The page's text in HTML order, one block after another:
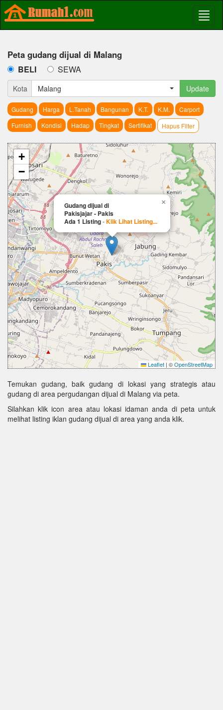
Peta gudang dijual di Malang
BELI SEWA
Kota Malang Update
Gudang Harga L.Tanah Bangunan K.T. K.M.
Carport
Furnish
Kondisi Hadap Tingkat Sertifikat Hapus Filter
Gudang dijual di
Pakisjajar - Pakis
Ada 1 Listing-Klik Lihat Listing...
×
+
−
Leaflet | ©OpenStreetMap
Temukan gudang, baik gudang di lokasi yang strategis atau
gudang di area pergudangan dijual di Malang via peta.
Silahkan klik icon area atau lokasi idaman anda di peta untuk
melihat listing iklan gudang dijual di area yang anda klik.